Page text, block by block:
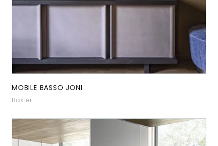
MOBILE BASSO JONI
Baxter